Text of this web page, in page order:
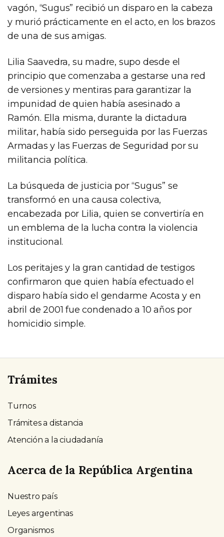
vagón, “Sugus” recibió un disparo en la cabeza
y murió prácticamente en el acto, en los brazos
de una de sus amigas.
Lilia Saavedra, su madre, supo desde el
principio que comenzaba a gestarse una red
de versiones y mentiras para garantizar la
impunidad de quien había asesinado a
Ramón. Ella misma, durante la dictadura
militar, había sido perseguida por las Fuerzas
Armadas y las Fuerzas de Seguridad por su
militancia política.
La búsqueda de justicia por “Sugus” se
transformó en una causa colectiva,
encabezada por Lilia, quien se convertiría en
un emblema de la lucha contra la violencia
institucional.
Los peritajes y la gran cantidad de testigos
confirmaron que quien había efectuado el
disparo había sido el gendarme Acosta y en
abril de 2001 fue condenado a 10 años por
homicidio simple.
Trámites
Turnos
Trámites a distancia
Atención a la ciudadanía
Acerca de la República Argentina
Nuestro país
Leyes argentinas
Organismos